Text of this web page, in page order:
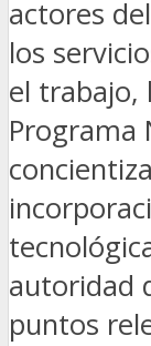
actores
los
el trabajo,
Programa
autoridad
puntos